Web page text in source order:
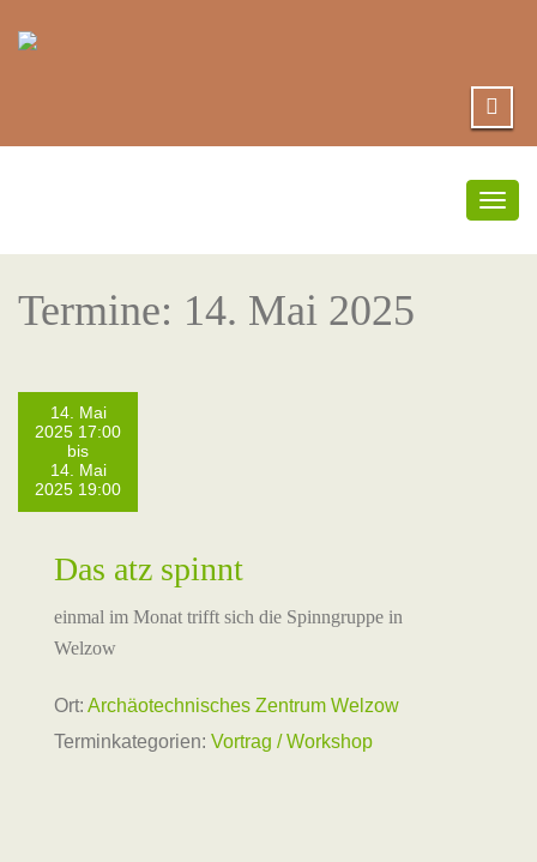
Termine: 14. Mai 2025
14. Mai
2025 17:00
bis
14. Mai
2025 19:00
Das atz spinnt
einmal im Monat trifft sich die Spinngruppe in
Welzow
Ort: Archäotechnisches Zentrum Welzow
Terminkategorien: Vortrag / Workshop